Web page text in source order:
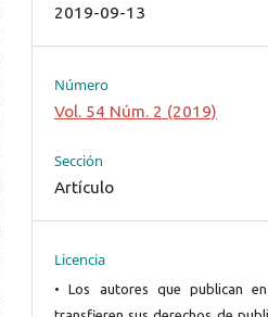
2019-09-13
Número
Vol. 54 Núm. 2 (2019)
Sección
Artículo
Licencia
• Los autores que publican